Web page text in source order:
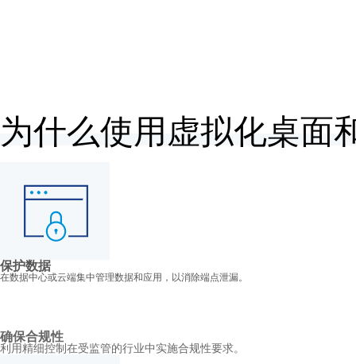
为什么使用虚拟化桌面
保护数据
在数据中心或云端集中管理数据和应用，以消除端点泄漏。
确保合规性
利用精细控制在受监管的行业中实施合规性要求。